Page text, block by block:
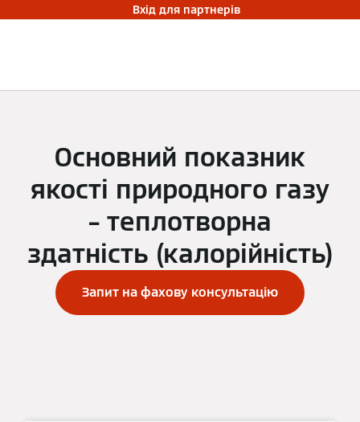
Вхід для партнерів
Основний показник
якості природного газу
– теплотворна
здатність (калорійність)
Запит на фахову консультацію